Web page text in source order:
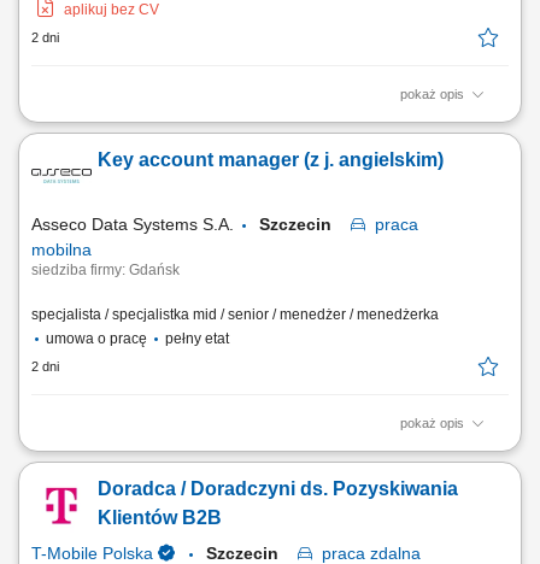
aplikuj bez CV
2 dni
pokaż opis
Twój dzień pracy będzie składał się z: nawiązywania kontaktów
przetargach; prac administracyjnych związanych z obsługą klientów
spółki; utrzymywania stałego kontaktu z obecnymi jak również
Key account manager (z j. angielskim)
Asseco Data Systems S.A. Szczecin
praca
mobilna
siedziba firmy: Gdańsk
specjalista / specjalistka mid / senior / menedżer / menedżerka
umowa o pracę
pełny etat
2 dni
pokaż opis
Zakres obowiązków: Aktywna sprzedaż produktów i usług dla uczelni
oprogramowania i usług wdrożeniowych dla uczelni wyższych, aktywne
poszukiwanie oraz pozyskiwanie nowych klientów, budowanie
Doradca / Doradczyni ds. Pozyskiwania
Klientów B2B
T-Mobile Polska Szczecin praca zdalna